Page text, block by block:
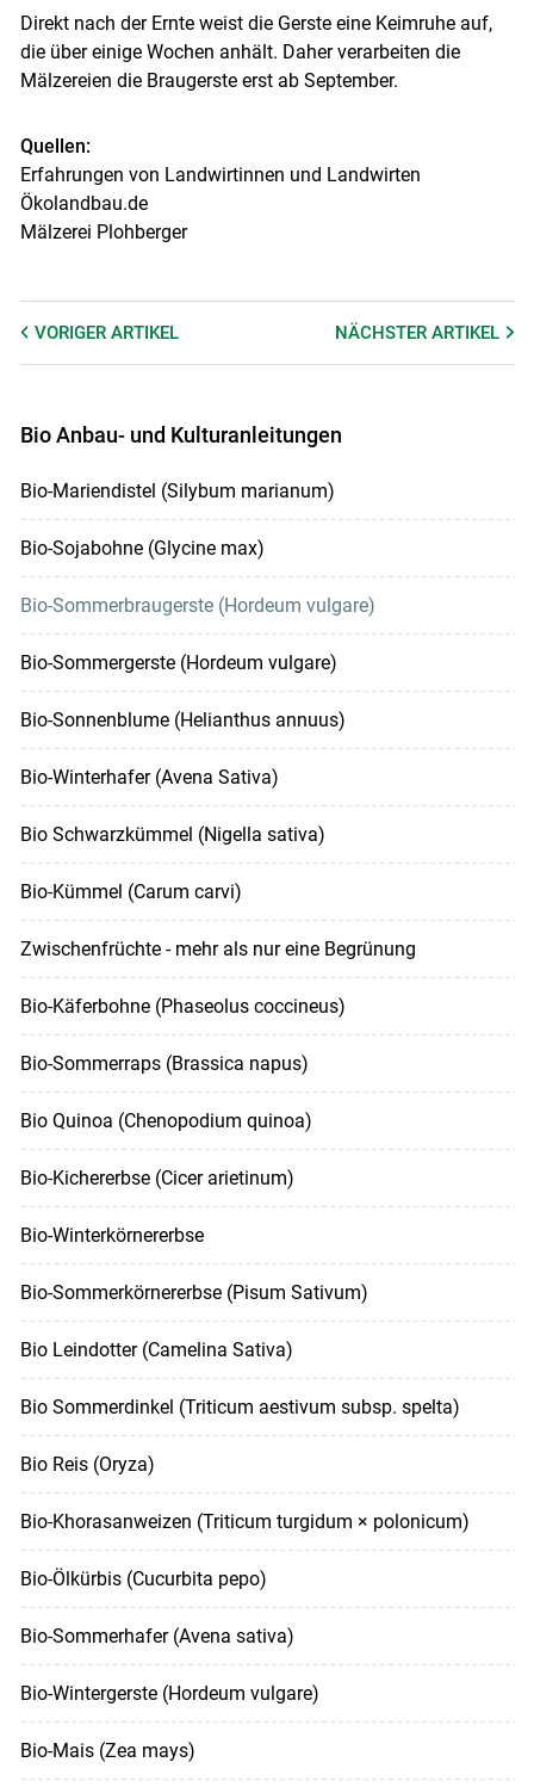
Direkt nach der Ernte weist die Gerste eine Keimruhe auf,
die über einige Wochen anhält. Daher verarbeiten die
Mälzereien die Braugerste erst ab September.
Quellen:
Erfahrungen von Landwirtinnen und Landwirten
Ökolandbau.de
Mälzerei Plohberger
VORIGER ARTIKEL NÄCHSTERARTIKEL
Bio Anbau- und Kulturanleitungen
Bio-Mariendistel (Silybum marianum)
Bio-Sojabohne (Glycine max)
Bio-Sommerbraugerste (Hordeum vulgare)
Bio-Sommergerste (Hordeum vulgare)
Bio-Sonnenblume (Helianthus annuus)
Bio-Winterhafer (Avena Sativa)
Bio Schwarzkümmel (Nigella sativa)
Bio-Kümmel (Carum carvi)
Zwischenfrüchte - mehr als nur eine Begrünung
Bio-Käferbohne (Phaseolus coccineus)
Bio-Sommerraps (Brassica napus)
Bio Quinoa (Chenopodium quinoa)
Bio-Kichererbse (Cicer arietinum)
Bio-Winterkörnererbse
Bio-Sommerkörnererbse (Pisum Sativum)
Bio Leindotter (Camelina Sativa)
Bio Sommerdinkel (Triticum aestivum subsp. spelta)
Bio Reis (Oryza)
Bio-Khorasanweizen (Triticum turgidum × polonicum)
Bio-Ölkürbis (Cucurbita pepo)
Bio-Sommerhafer (Avena sativa)
Bio-Wintergerste (Hordeum vulgare)
Bio-Mais (Zea mays)